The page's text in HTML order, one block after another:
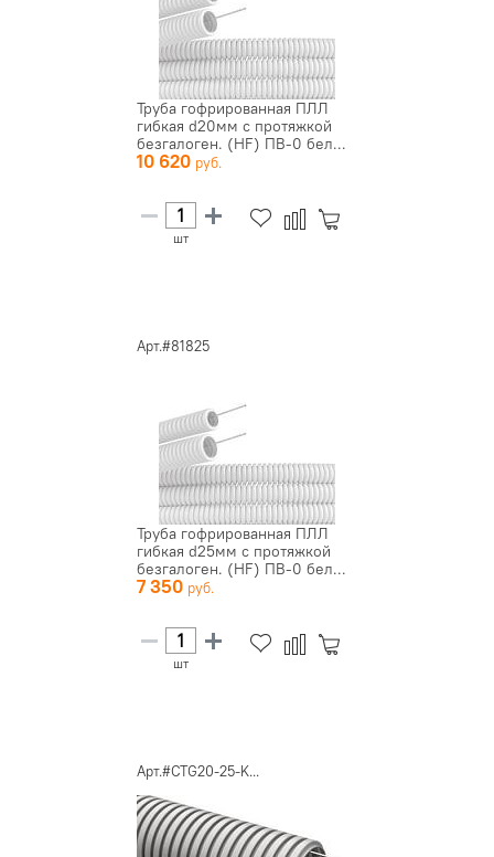
Труба гофрированная ПЛЛ
гибкая d20мм с протяжкой
безгалоген. (HF) ПВ-0 бел...
10 620
шт
Арт.#81825
Труба гофрированная ПЛЛ
гибкая d25мм с протяжкой
безгалоген. (HF) ПВ-0 бел...
7 350
шт
Арт.#CTG20-25-K...